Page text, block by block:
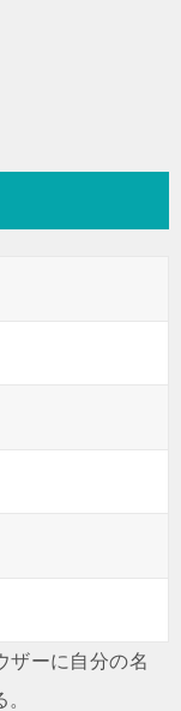
ザーに自分の名